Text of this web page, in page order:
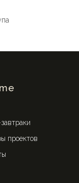
проектов